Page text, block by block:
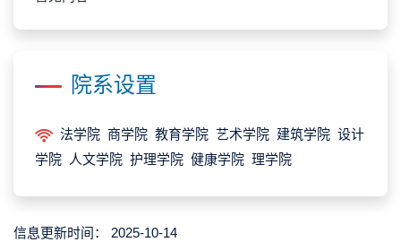
院系设置
法学院 商学院 教育学院 艺术学院 建筑学院 设计
学院 人文学院 护理学院 健康学院 理学院
信息更新时间： 2025-10-14